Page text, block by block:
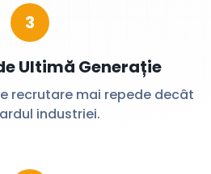
3
Ultimă Generație
recrutare mai repede decât
industriei.